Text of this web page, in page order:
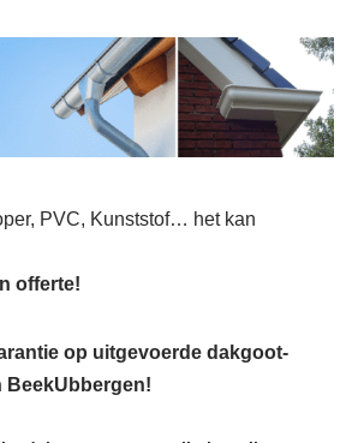
PVC, Kunststof… het kan
offerte!
op uitgevoerde dakgoot-
BeekUbbergen!